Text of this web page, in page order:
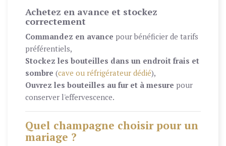
Achetez en avance et stockez
correctement
Commandez en avance pour bénéficier de tarifs
préférentiels,
Stockez les bouteilles dans un endroit frais et
sombre (cave ou réfrigérateur dédié),
Ouvrez les bouteilles au fur et à mesure pour
conserver l'effervescence.
Quel champagne choisir pour un
mariage ?